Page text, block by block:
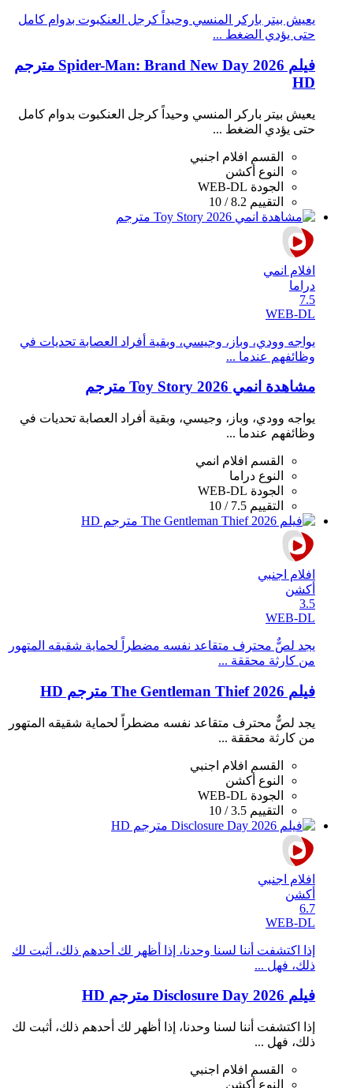
يعيش بيتر باركر المنسي وحيداً كرجل العنكبوت بدوام كامل
حتى يؤدي الضغط ...
فيلم Spider-Man: Brand New Day 2026 مترجم
HD
يعيش بيتر باركر المنسي وحيداً كرجل العنكبوت بدوام كامل
حتى يؤدي الضغط ...
القسم
افلام اجنبي
النوع أكشن
الجودة WEB-DL
التقييم 8.2 / 10
افلام انمي
دراما
7.5
WEB-DL
يواجه وودي، وباز، وجيسي، وبقية أفراد العصابة تحديات في
وظائفهم عندما ...
مشاهدة انمي Toy Story 2026 مترجم
يواجه وودي، وباز، وجيسي، وبقية أفراد العصابة تحديات في
وظائفهم عندما ...
القسم
افلام انمي
النوع دراما
الجودة WEB-DL
التقييم 7.5 / 10
افلام اجنبي
أكشن
3.5
WEB-DL
يجد لصٌّ محترف متقاعد نفسه مضطراً لحماية شقيقه المتهور
من كارثة محققة ...
فيلم The Gentleman Thief 2026 مترجم HD
يجد لصٌّ محترف متقاعد نفسه مضطراً لحماية شقيقه المتهور
من كارثة محققة ...
القسم
افلام اجنبي
النوع أكشن
الجودة WEB-DL
التقييم 3.5 / 10
افلام اجنبي
أكشن
6.7
WEB-DL
إذا اكتشفت أننا لسنا وحدنا، إذا أظهر لك أحدهم ذلك، أثبت لك
ذلك، فهل ...
فيلم Disclosure Day 2026 مترجم HD
إذا اكتشفت أننا لسنا وحدنا، إذا أظهر لك أحدهم ذلك، أثبت لك
ذلك، فهل ...
القسم
افلام اجنبي
النوع أكشن